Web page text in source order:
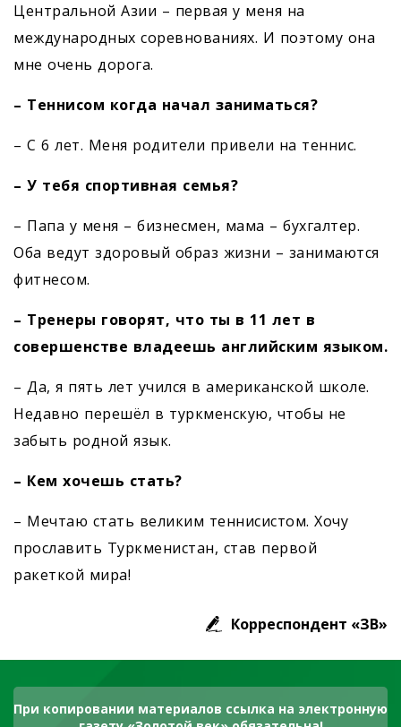
Центральной Азии – первая у меня на
международных соревнованиях. И поэтому она
мне очень дорога.
– Теннисом когда начал заниматься?
– С 6 лет. Меня родители привели на теннис.
– У тебя спортивная семья?
– Папа у меня – бизнесмен, мама – бухгалтер.
Оба ведут здоровый образ жизни – занимаются
фитнесом.
– Тренеры говорят, что ты в 11 лет в
совершенстве владеешь английским языком.
– Да, я пять лет учился в американской школе.
Недавно перешёл в туркменскую, чтобы не
забыть родной язык.
– Кем хочешь стать?
– Мечтаю стать великим теннисистом. Хочу
прославить Туркменистан, став первой
ракеткой мира!
Корреспондент «ЗВ»
При копировании материалов ссылка на электронную